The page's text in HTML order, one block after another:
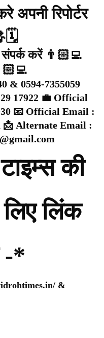
अपनी रिपोर्टर
संपर्क करें 👨🏻‍💻
& 0594-7355059
17922 💼 Official
📧 Official Email :
Alternate Email :
की
लिंक
-*
&